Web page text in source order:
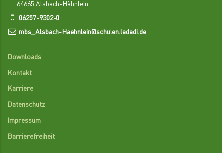
64665 Alsbach-Hähnlein
06257-9302-0
mbs_Alsbach-Haehnlein@schulen.ladadi.de
Downloads
Kontakt
Karriere
Datenschutz
Impressum
Barrierefreiheit